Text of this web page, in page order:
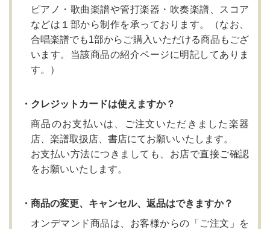
ピアノ・歌曲楽譜や管打楽器・吹奏楽譜、スコア
などは１部から制作を承っております。（なお、
合唱楽譜でも1部からご購入いただける商品もござ
います。当該商品の紹介ページに明記してありま
す。）
・クレジットカードは使えますか？
商品のお支払いは、ご注文いただきました楽器
店、楽譜取扱店、書店にてお願いいたします。
お支払い方法につきましても、お店で直接ご確認
をお願いいたします。
・商品の変更、キャンセル、返品はできますか？
オンデマンド商品は、お客様からの「ご注文」を